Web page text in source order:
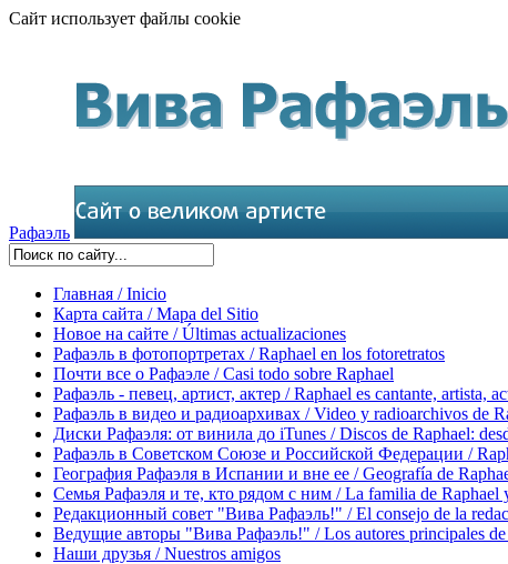
Сайт использует файлы cookie
Рафаэль
Главная / Inicio
Карта сайта / Mapa del Sitio
Новое на сайте / Últimas actualizaciones
Рафаэль в фотопортретах / Raphael en los fotoretratos
Почти все о Рафаэле / Casi todo sobre Raphael
Рафаэль - певец, артист, актер / Raphael es cantante, artista,
Рафаэль в видео и радиоархивах / Video y radioarchivos de
Диски Рафаэля: от винила до iTunes / Discos de Raphael:
Рафаэль в Советском Союзе и Российской Федерации /
География Рафаэля в Испании и вне ее / Geografía de
Семья Рафаэля и те, кто рядом с ним / La familia de Raphael
Редакционный совет "Вива Рафаэль!" / El consejo de la
Ведущие авторы "Вива Рафаэль!" / Los autores principales
Наши друзья / Nuestros amigos